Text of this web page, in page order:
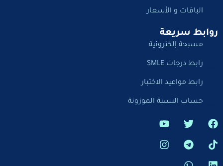
الباقات و الأسعار
روابط سريعة
مسبحة إلكترونية
رابط درجات SMLE
رابط مواعيد الاختبار
حساب النسبة الموزونة